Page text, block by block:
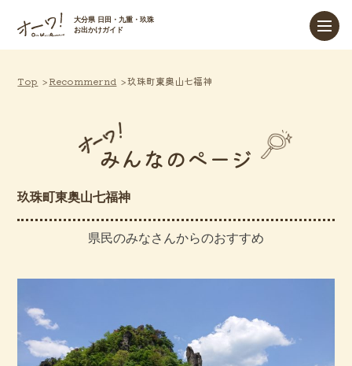
大分県 日田・九重・玖珠
お出かけガイド
Top Recommernd 玖珠町東奥山七福神
みんなのページ
玖珠町東奥山七福神
県民のみなさんからのおすすめ